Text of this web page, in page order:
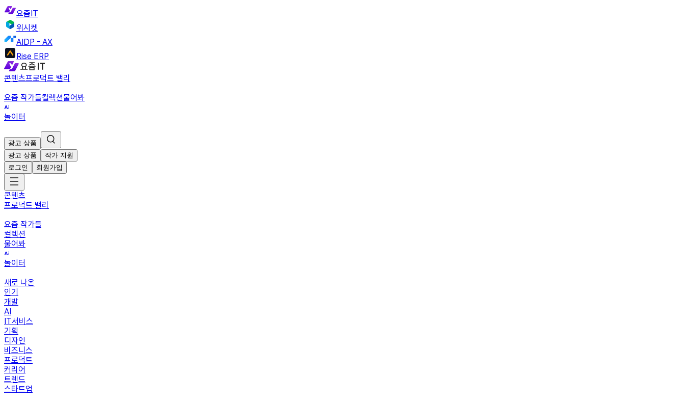
요즘IT
위시켓
AIDP - AX
Rise ERP
콘텐츠프로덕트 밸리
요즘 작가들컬렉션물어봐
놀이터
광고 상품
광고 상품
작가 지원
로그인
회원가입
콘텐츠
프로덕트 밸리
요즘 작가들
컬렉션
물어봐
놀이터
새로 나온
인기
개발
AI
IT서비스
기획
디자인
비즈니스
프로덕트
커리어
트렌드
스타트업